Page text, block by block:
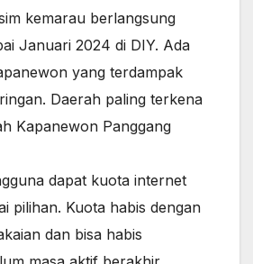
kemarau berlangsung
Januari 2024 di DIY. Ada
yang terdampak
Daerah paling terkena
Kapanewon Panggang
dapat kuota internet
pilihan. Kuota habis dengan
dan bisa habis